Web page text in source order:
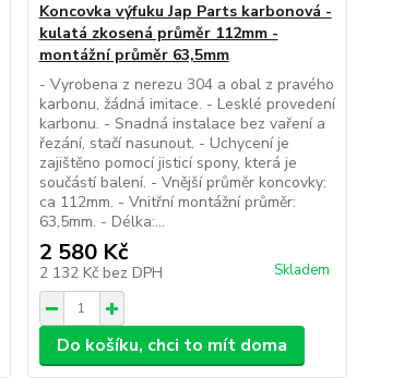
Koncovka výfuku Jap Parts karbonová -
kulatá zkosená průměr 112mm -
montážní průměr 63,5mm
- Vyrobena z nerezu 304 a obal z pravého
karbonu, žádná imitace. - Lesklé provedení
karbonu. - Snadná instalace bez vaření a
řezání, stačí nasunout. - Uchycení je
zajištěno pomocí jisticí spony, která je
součástí balení. - Vnější průměr koncovky:
ca 112mm. - Vnitřní montážní průměr:
63,5mm. - Délka:...
2 580 Kč
2 132 Kč bez DPH Skladem
Do košíku, chci to mít doma